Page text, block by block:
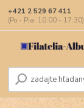
+421 2 529 67 411
(Po - Pia: 10:00 - 17:30)